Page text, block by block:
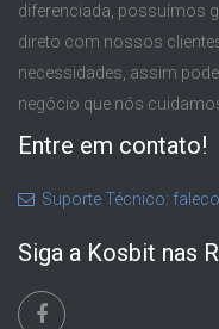
diferenciada, possuímos
direto com nossos
necessidades, assim
negócio que nós
Entre em contato!
Suporte Técnico:
Siga a Kosbit nas